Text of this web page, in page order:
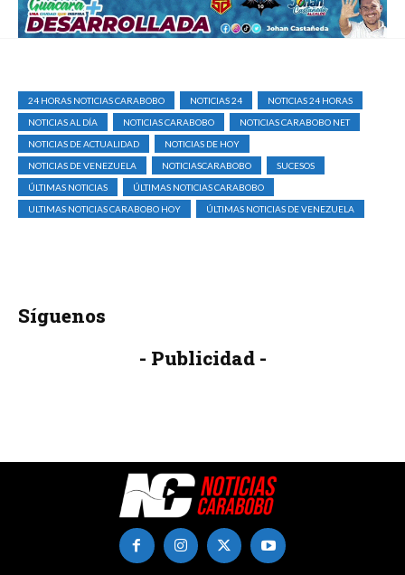
24 HORAS NOTICIAS CARABOBO NOTICIAS 24
NOTICIAS 24 HORAS
NOTICIAS AL DÍA
NOTICIAS CARABOBO
NOTICIAS CARABOBO NET
NOTICIAS DE ACTUALIDAD
NOTICIAS DE HOY
NOTICIAS DE VENEZUELA
NOTICIASCARABOBO
SUCESOS
ÚLTIMAS NOTICIAS
ÚLTIMAS NOTICIAS CARABOBO
ULTIMAS NOTICIAS CARABOBO HOY
ÚLTIMAS NOTICIAS DE VENEZUELA
Síguenos
- Publicidad -